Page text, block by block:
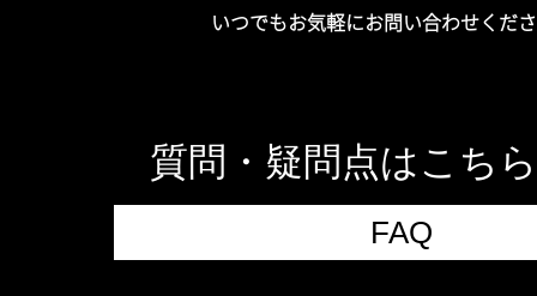
いつでもお気軽にお問い合わせくだ
質問・疑問点はこち
FAQ